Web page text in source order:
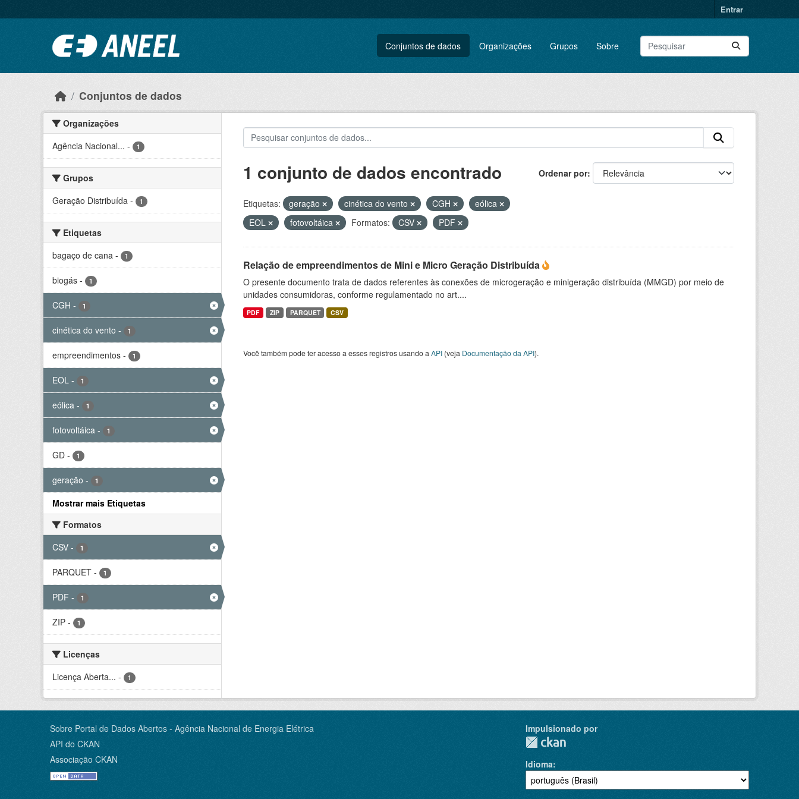
Entrar
Conjuntos de dados Organizações Grupos Sobre
Conjuntos de dados
Organizações
Agência Nacional... - 1
Grupos
Geração Distribuída - 1
Etiquetas
bagaço de cana - 1
biogás - 1
CGH - 1
cinética do vento - 1
empreendimentos - 1
EOL - 1
eólica - 1
fotovoltáica - 1
GD - 1
geração - 1
Mostrar mais Etiquetas
Formatos
CSV - 1
PARQUET - 1
PDF - 1
ZIP - 1
Licenças
Licença Aberta... - 1
Ordenar por
1 conjunto de dados encontrado
Etiquetas: geração cinética do vento CGH
eólica
EOL
fotovoltáica Formatos: CSV PDF
Relação de empreendimentos de Mini e Micro Geração Distribuída
O presente documento trata de dados referentes às conexões de microgeração e minigeração distribuída (MMGD) por meio de
unidades consumidoras, conforme regulamentado no art....
PDF ZIP PARQUET CSV
Você também pode ter acesso a esses registros usando a API(veja Documentação da API).
Sobre Portal de Dados Abertos - Agência Nacional de Energia Elétrica
API do CKAN
Associação CKAN
Impulsionado por
Idioma